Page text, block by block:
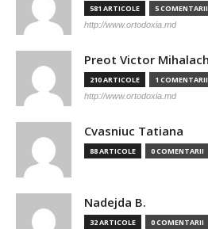
581 ARTICOLE 5 COMENTARII
http://www.ortodoxia.md
Preot Victor
210 ARTICOLE 1 COMENTARII
http://www.ortodoxia.md
Cvasniuc Tatiana
88 ARTICOLE 0 COMENTARII
Nadejda B.
32 ARTICOLE 0 COMENTARII